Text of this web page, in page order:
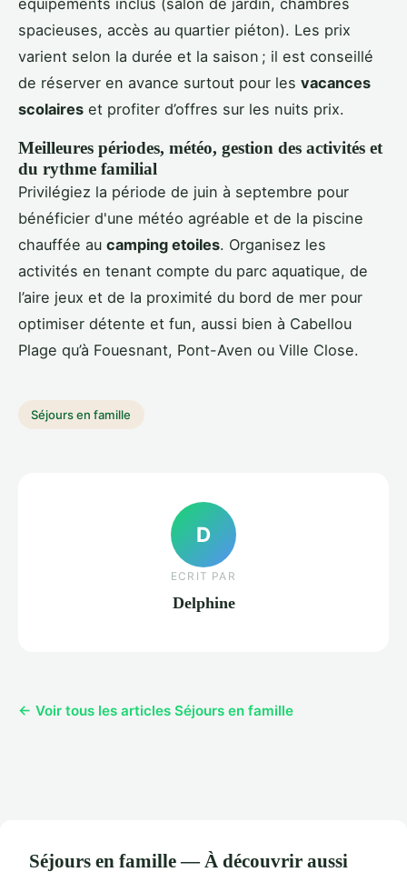
équipements inclus (salon de jardin, chambres
spacieuses, accès au quartier piéton). Les prix
varient selon la durée et la saison ; il est conseillé
de réserver en avance surtout pour les vacances
scolaires et profiter d’offres sur les nuits prix.
Meilleures périodes, météo, gestion des activités et
du rythme familial
Privilégiez la période de juin à septembre pour
bénéficier d'une météo agréable et de la piscine
chauffée au camping etoiles. Organisez les
activités en tenant compte du parc aquatique, de
l’aire jeux et de la proximité du bord de mer pour
optimiser détente et fun, aussi bien à Cabellou
Plage qu’à Fouesnant, Pont-Aven ou Ville Close.
Séjours en famille
D
ECRIT PAR
Delphine
← Voir tous les articles Séjours en famille
Séjours en famille — À découvrir aussi